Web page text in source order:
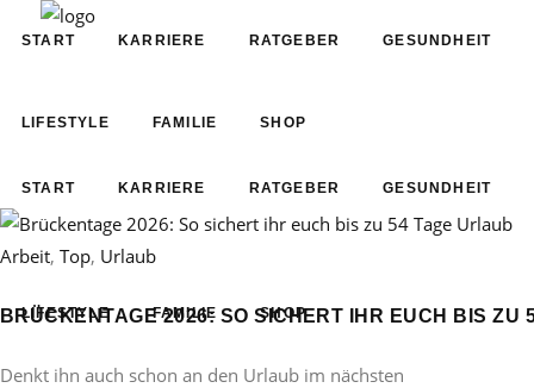
START KARRIERE RATGEBER GESUNDHEIT
LIFESTYLE FAMILIE SHOP
START KARRIERE RATGEBER GESUNDHEIT
LIFESTYLE FAMILIE SHOP
Arbeit, Top, Urlaub
BRÜCKENTAGE 2026: SO SICHERT IHR EUCH BIS ZU
Denkt ihn auch schon an den Urlaub im nächsten